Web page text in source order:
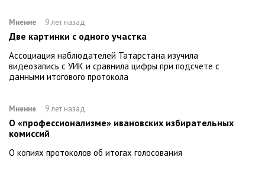
Мнение 9 лет назад
Две картинки с одного участка
Ассоциация наблюдателей Татарстана изучила
видеозапись с УИК и сравнила цифры при подсчете с
данными итогового протокола
Мнение 9 лет назад
О «профессионализме» ивановских избирательных
комиссий
О копиях протоколов об итогах голосования